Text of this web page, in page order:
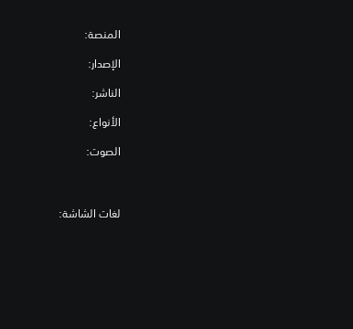
المنصة:
الإصدار:
الناشر:
الأنواع:
الصوت:
لغات الشاشة: